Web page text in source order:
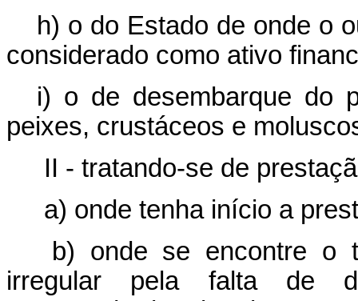
h) o do Estado de onde o
considerado como ativo
i) o de desembarque do
peixes, crustáceos e
II - tratando-se de
a) onde tenha início a
b) onde se encontre o
irregular pela falta de